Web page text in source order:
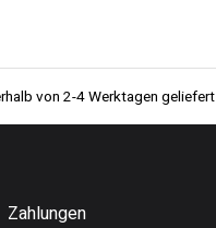
von 2-4 Werktagen geliefert
Zahlungen